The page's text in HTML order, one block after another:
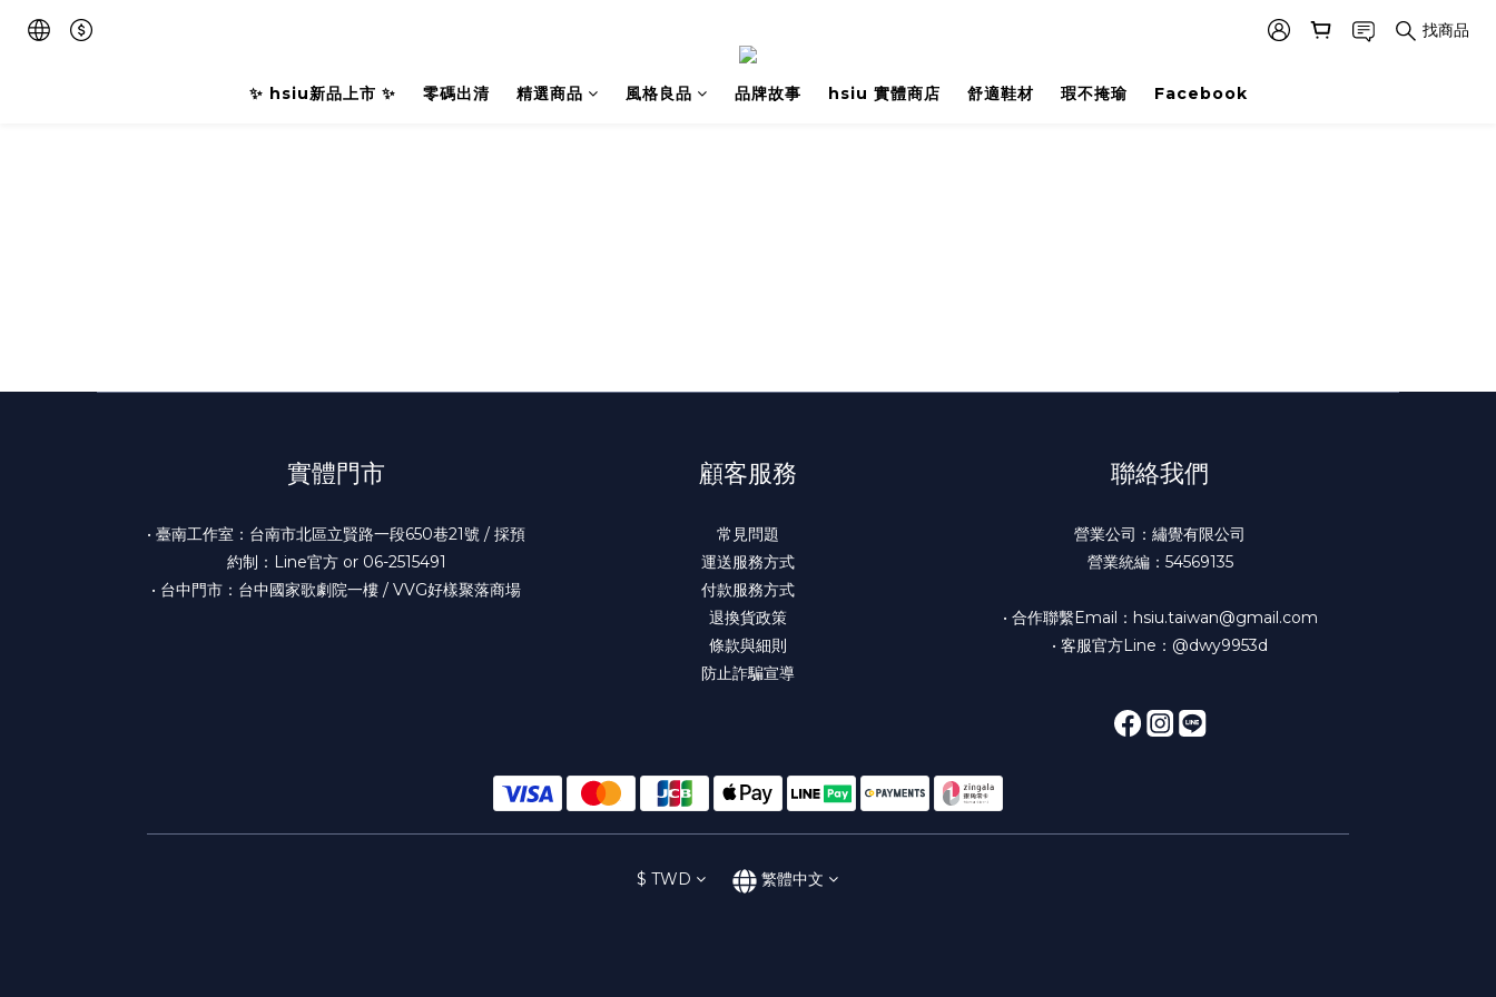
找商品
✨ hsiu新品上市 ✨ 零碼出清 精選商品 風格良品 品牌故事 hsiu 實體商店 舒適鞋材 瑕不掩瑜 Facebook
實體門市
• 臺南工作室：台南市北區立賢路一段650巷21號 / 採預
約制：Line官方 or 06-2515491
• 台中門市：台中國家歌劇院一樓 / VVG好樣聚落商場
顧客服務
常見問題
運送服務方式
付款服務方式
退換貨政策
條款與細則
防止詐騙宣導
聯絡我們
營業公司：繡覺有限公司
營業統編：54569135
• 合作聯繫Email：hsiu.taiwan@gmail.com
• 客服官方Line：@dwy9953d
$ TWD 繁體中文